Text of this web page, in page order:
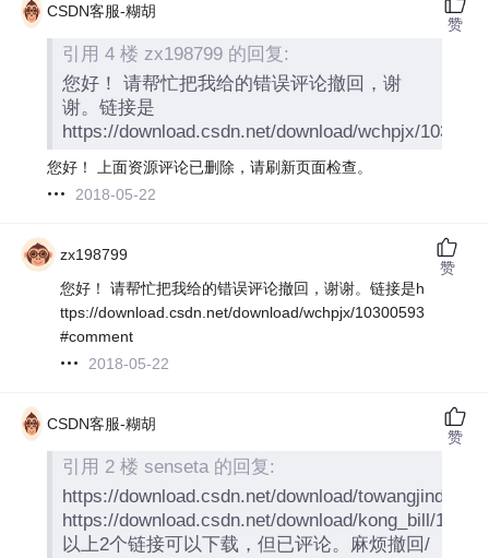
CSDN客服-糊胡
引用 4 楼 zx198799 的回复:
您好！ 请帮忙把我给的错误评论撤回，谢
谢。链接是
https://download.csdn.net/download/wchpjx/
您好！ 上面资源评论已删除，请刷新页面检查。
2018-05-22
赞
zx198799
您好！ 请帮忙把我给的错误评论撤回，谢谢。链接是h
ttps://download.csdn.net/download/wchpjx/10300593
#comment
2018-05-22
赞
CSDN客服-糊胡
引用 2 楼 senseta 的回复:
https://download.csdn.net/download/towangjindian/
https://download.csdn.net/download/kong_bill/
以上2个链接可以下载，但已评论。麻烦撤回/
赞